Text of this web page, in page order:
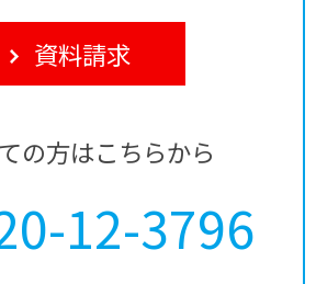
資料請求
の方はこちらから
12-3796